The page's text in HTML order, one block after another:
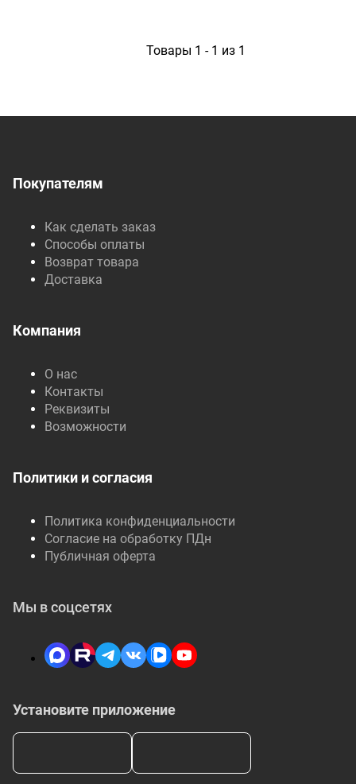
Товары 1 - 1 из 1
Покупателям
Как сделать заказ
Способы оплаты
Возврат товара
Доставка
Компания
О нас
Контакты
Реквизиты
Возможности
Политики и согласия
Политика конфиденциальности
Согласие на обработку ПДн
Публичная оферта
Установите приложение
Мы в соцсетях